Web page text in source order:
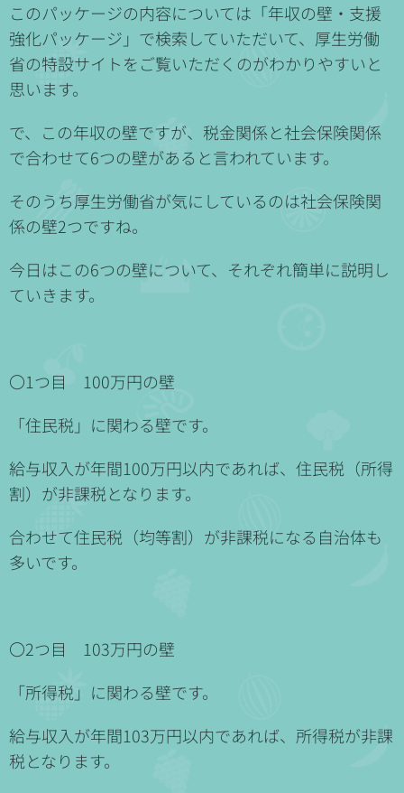
このパッケージの内容については「年収の壁・支援
強化パッケージ」で検索していただいて、厚生労働
省の特設サイトをご覧いただくのがわかりやすいと
思います。
で、この年収の壁ですが、税金関係と社会保険関係
で合わせて6つの壁があると言われています。
そのうち厚生労働省が気にしているのは社会保険関
係の壁2つですね。
今日はこの6つの壁について、それぞれ簡単に説明し
ていきます。
〇1つ目 100万円の壁
「住民税」に関わる壁です。
給与収入が年間100万円以内であれば、住民税（所得
割）が非課税となります。
合わせて住民税（均等割）が非課税になる自治体も
多いです。
〇2つ目 103万円の壁
「所得税」に関わる壁です。
給与収入が年間103万円以内であれば、所得税が非課
税となります。